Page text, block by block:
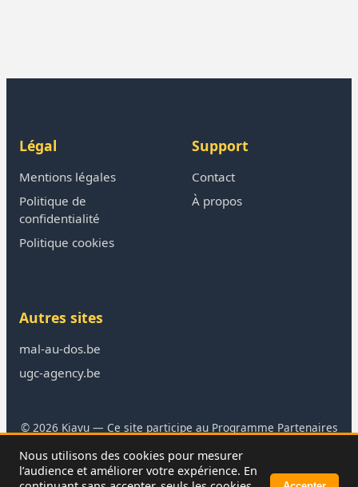
Légal
Mentions légales
Politique de
confidentialité
Politique cookies
Support
Contact
À propos
Autres sites
mal-au-dos.be
ugc-agency.be
© 2026 Kiavu — Ce site participe au Programme Partenaires
En tant que Partenaire Amazon, je réalise un bénéfice sur les
achats remplissant les conditions requises.
Nous utilisons des cookies pour mesurer
l’audience et améliorer votre expérience. En